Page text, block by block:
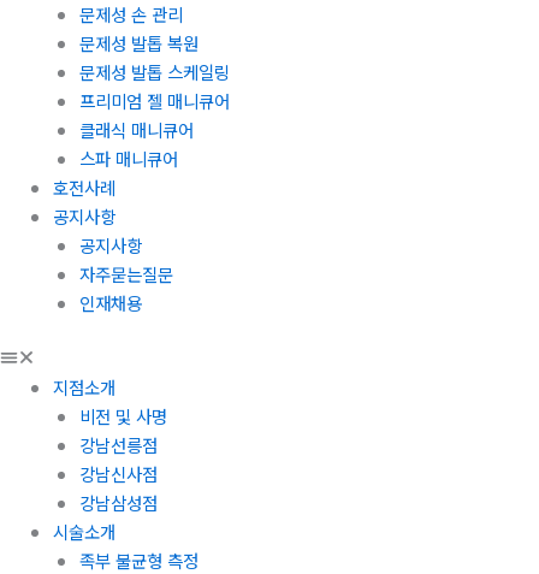
문제성 손 관리
문제성 발톱 복원
문제성 발톱 스케일링
프리미엄 젤 매니큐어
클래식 매니큐어
스파 매니큐어
호전사례
공지사항
공지사항
자주묻는질문
인재채용
지점소개
비전 및 사명
강남선릉점
강남신사점
강남삼성점
시술소개
족부 불균형 측정